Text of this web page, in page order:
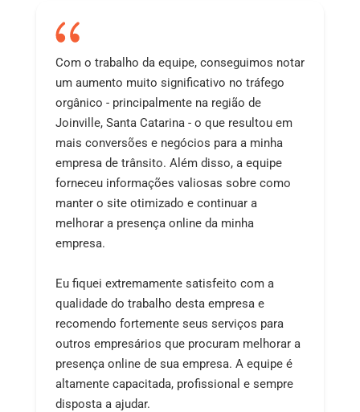
Com o trabalho da equipe, conseguimos notar
um aumento muito significativo no tráfego
orgânico - principalmente na região de
Joinville, Santa Catarina - o que resultou em
mais conversões e negócios para a minha
empresa de trânsito. Além disso, a equipe
forneceu informações valiosas sobre como
manter o site otimizado e continuar a
melhorar a presença online da minha
empresa.
Eu fiquei extremamente satisfeito com a
qualidade do trabalho desta empresa e
recomendo fortemente seus serviços para
outros empresários que procuram melhorar a
presença online de sua empresa. A equipe é
altamente capacitada, profissional e sempre
disposta a ajudar.